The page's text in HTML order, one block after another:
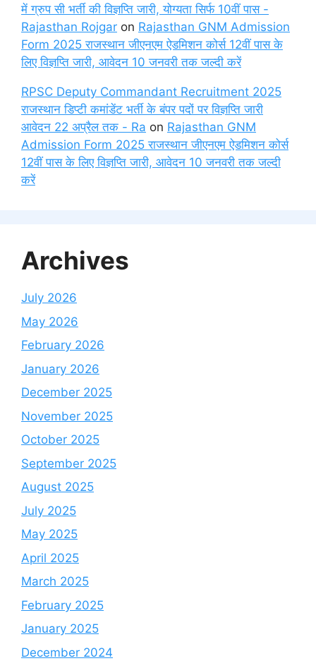
में ग्रुप सी भर्ती की विज्ञप्ति जारी, योग्यता सिर्फ 10वीं पास -
Rajasthan Rojgar on Rajasthan GNM Admission
Form 2025 राजस्थान जीएनएम ऐडमिशन कोर्स 12वीं पास के
लिए विज्ञप्ति जारी, आवेदन 10 जनवरी तक जल्दी करें
RPSC Deputy Commandant Recruitment 2025
राजस्थान डिप्टी कमांडेंट भर्ती के बंपर पदों पर विज्ञप्ति जारी
आवेदन 22 अप्रैल तक - Ra on Rajasthan GNM
Admission Form 2025 राजस्थान जीएनएम ऐडमिशन कोर्स
12वीं पास के लिए विज्ञप्ति जारी, आवेदन 10 जनवरी तक जल्दी
करें
Archives
July 2026
May 2026
February 2026
January 2026
December 2025
November 2025
October 2025
September 2025
August 2025
July 2025
May 2025
April 2025
March 2025
February 2025
January 2025
December 2024